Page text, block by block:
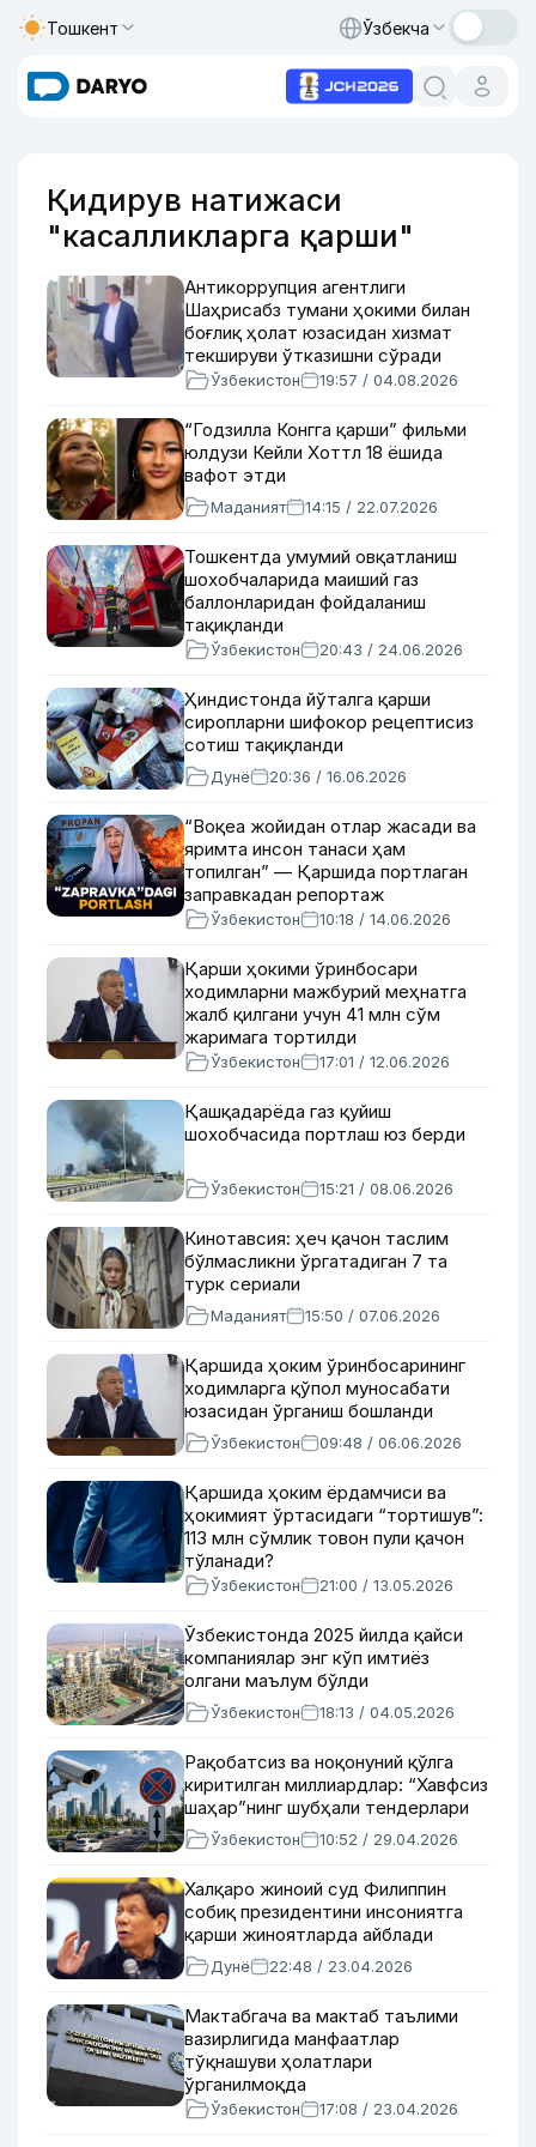
Тошкент Ўзбекча
Қидирув натижаси
"касалликларга қарши"
Антикоррупция агентлиги
Шаҳрисабз тумани ҳокими билан
боғлиқ ҳолат юзасидан хизмат
текшируви ўтказишни сўради
Ўзбекистон 19:57 / 04.08.2026
“Годзилла Конгга қарши” фильми
юлдузи Кейли Хоттл 18 ёшида
вафот этди
Маданият 14:15 / 22.07.2026
Тошкентда умумий овқатланиш
шохобчаларида маиший газ
баллонларидан фойдаланиш
тақиқланди
Ўзбекистон 20:43 / 24.06.2026
Ҳиндистонда йўталга қарши
сиропларни шифокор рецептисиз
сотиш тақиқланди
Дунё 20:36 / 16.06.2026
“Воқеа жойидан отлар жасади ва
яримта инсон танаси ҳам
топилган” — Қаршида портлаган
заправкадан репортаж
Ўзбекистон 10:18 / 14.06.2026
Қарши ҳокими ўринбосари
ходимларни мажбурий меҳнатга
жалб қилгани учун 41 млн сўм
жаримага тортилди
Ўзбекистон 17:01 / 12.06.2026
Қашқадарёда газ қуйиш
шохобчасида портлаш юз берди
Ўзбекистон 15:21 / 08.06.2026
Кинотавсия: ҳеч қачон таслим
бўлмасликни ўргатадиган 7 та
турк сериали
Маданият 15:50 / 07.06.2026
Қаршида ҳоким ўринбосарининг
ходимларга қўпол муносабати
юзасидан ўрганиш бошланди
Ўзбекистон 09:48 / 06.06.2026
Қаршида ҳоким ёрдамчиси ва
ҳокимият ўртасидаги “тортишув”:
113 млн сўмлик товон пули қачон
тўланади?
Ўзбекистон 21:00 / 13.05.2026
Ўзбекистонда 2025 йилда қайси
компаниялар энг кўп имтиёз
олгани маълум бўлди
Ўзбекистон 18:13 / 04.05.2026
Рақобатсиз ва ноқонуний қўлга
киритилган миллиардлар: “Хавфсиз
шаҳар”нинг шубҳали тендерлари
Ўзбекистон 10:52 / 29.04.2026
Халқаро жиноий суд Филиппин
собиқ президентини инсониятга
қарши жиноятларда айблади
Дунё 22:48 / 23.04.2026
Мактабгача ва мактаб таълими
вазирлигида манфаатлар
тўқнашуви ҳолатлари
ўрганилмоқда
Ўзбекистон 17:08 / 23.04.2026